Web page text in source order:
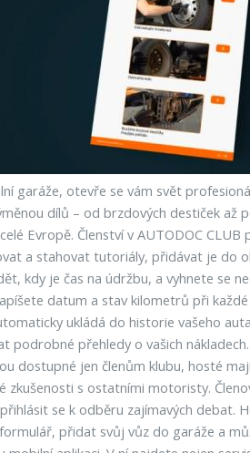
garáže, otevře se vám svět
dílů – od brzdových destiček až
Evropě. Členství v AUTODOC CLUB
a stahovat tutoriály, přidávat je do
kdy je čas na údržbu, a vyhnete se
datum a stav kilometrů při
ukládá do historie vašeho
podrobné přehledy o vašich
dostupné jen členům klubu, hosté
s ostatními motoristy.
se k odběru zajímavých debat.
přidat svůj vůz do garáže a